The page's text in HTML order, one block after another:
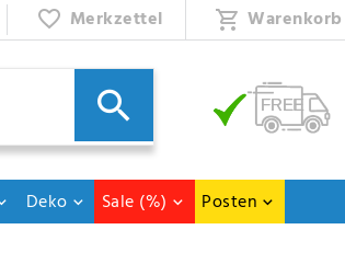
Merkzettel Warenkorb
Deko Sale (%) Posten